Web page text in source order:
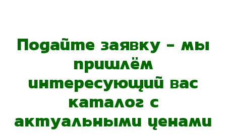
Подайте заявку - мы
пришлём
интересующий вас
каталог с
актуальными ценами